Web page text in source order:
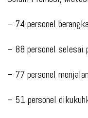
– 74 personel
– 88 personel selesai
– 77 personel
– 51 personel